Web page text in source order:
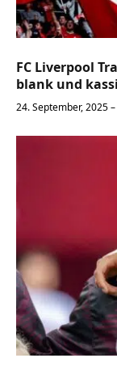
FC Liverpool
blank und
24. September, 2025